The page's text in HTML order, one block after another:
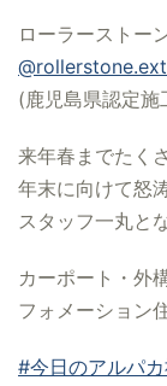
ローラーストー
(鹿児島県認定施
来年春までたく
年末に向けて怒
スタッフ一丸と
カーポート・外
フォメーション
#今日のアルパ